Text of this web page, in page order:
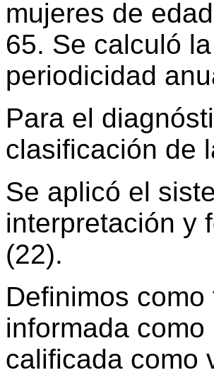
mujeres de
65. Se calculó
periodicidad
Para el
clasificación de
Se aplicó el
interpretación y
(22).
Definimos
informada
calificada como